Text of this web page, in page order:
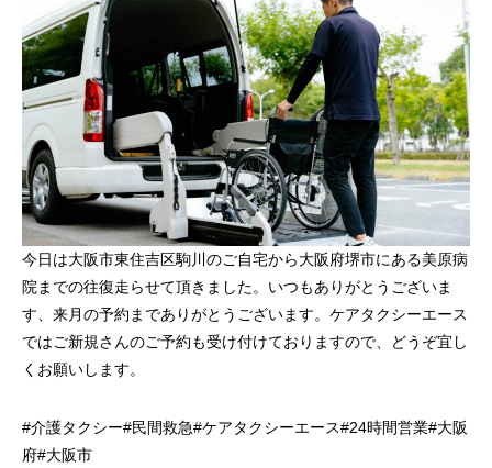
夜間介護タクシーご利用
緊急搬送された後介護
シーご利用で帰宅
今日は大阪市東住吉区駒川のご自宅から大阪府堺市にある美原病
院までの往復走らせて頂きました。いつもありがとうございま
す、来月の予約までありがとうございます。ケアタクシーエース
ではご新規さんのご予約も受け付けておりますので、どうぞ宜し
くお願いします。
#介護タクシー#民間救急#ケアタクシーエース#24時間営業#大阪
府#大阪市